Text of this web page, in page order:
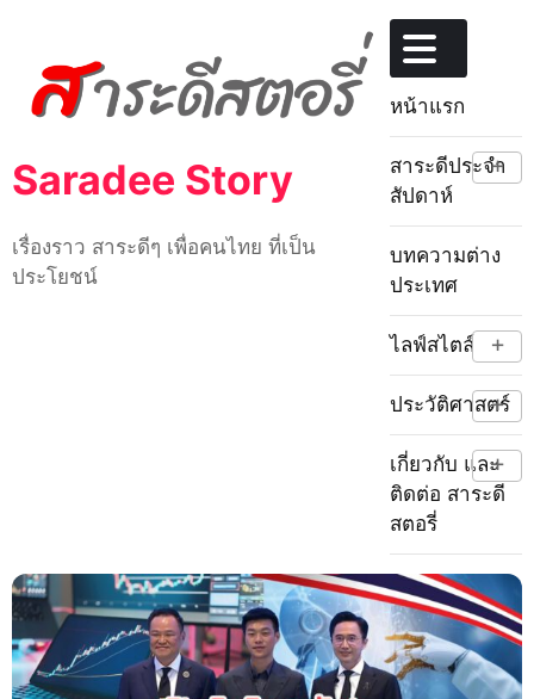
content
Saradee Story
เรื่องราว สาระดีๆ เพื่อคนไทย ที่เป็น
ประโยชน์
หน้าแรก
สาระดีประจำ
สัปดาห์
+
บทความต่าง
ประเทศ
ไลฟ์สไตล์ +
ประวัติศาสตร์
+
เกี่ยวกับ และ
ติดต่อ สาระดี
สตอรี่
+